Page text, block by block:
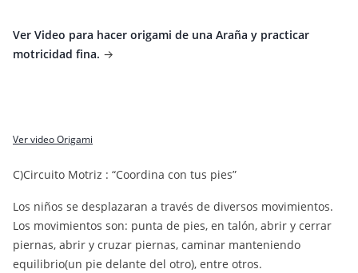
Ver Video para hacer origami de una Araña y practicar
motricidad fina. →
Ver video Origami
C)Circuito Motriz : “Coordina con tus pies”
Los niños se desplazaran a través de diversos movimientos.
Los movimientos son: punta de pies, en talón, abrir y cerrar
piernas, abrir y cruzar piernas, caminar manteniendo
equilibrio(un pie delante del otro), entre otros.